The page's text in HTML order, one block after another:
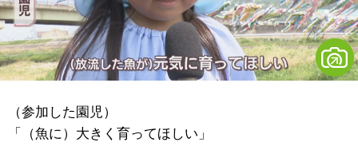
（参加した園児）
「（魚に）大きく育ってほしい」